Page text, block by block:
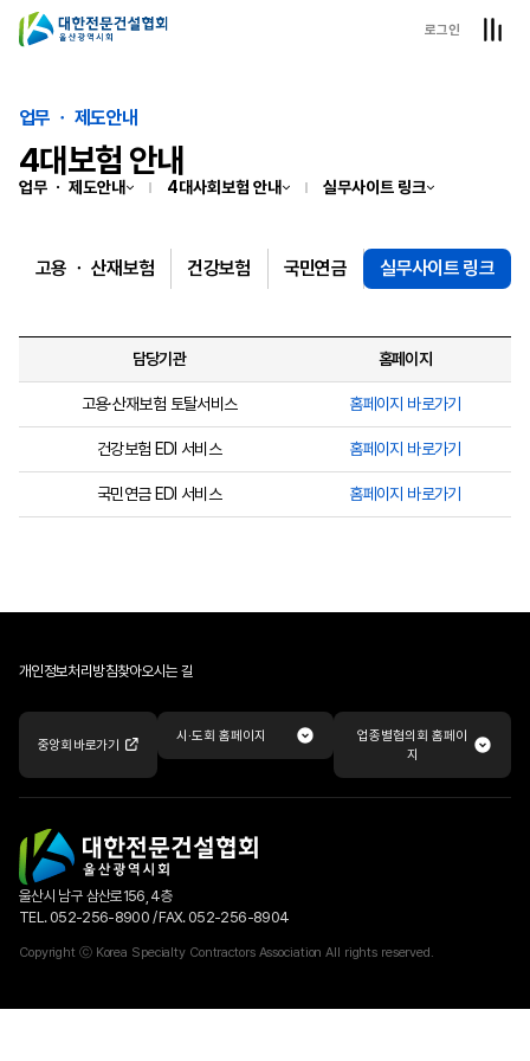
로그인
업무 ㆍ 제도안내
4대보험 안내
업무 ㆍ 제도안내 4대사회보험 안내 실무사이트 링크
고용 ㆍ 산재보험 건강보험 국민연금 실무사이트 링크
담당기관 홈페이지
고용·산재보험 토탈서비스 홈페이지 바로가기
건강보험 EDI 서비스 홈페이지 바로가기
국민연금 EDI 서비스 홈페이지 바로가기
개인정보처리방침찾아오시는 길
중앙회 바로가기
시·도회 홈페이지
업종별협의회 홈페이
지
울산시 남구 삼산로156, 4층
TEL. 052-256-8900 / FAX. 052-256-8904
Copyright ⓒ Korea Specialty Contractors Association All rights reserved.